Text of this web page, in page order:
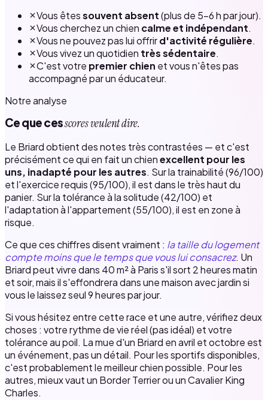
Vous êtessouvent absent(plus de 5–6 h par jour).
Vous cherchez un chien calme et indépendant.
Vous ne pouvez pas lui offrird'activité régulière.
Vous vivez un quotidien très sédentaire.
C'est votre premier chien et vous n'êtes pas
accompagné par un éducateur.
Notre analyse
Ce que cesscores veulent dire.
Le Briard obtient des notes très contrastées — et c'est
précisément ce qui en fait un chienexcellent pour les
uns, inadapté pour les autres. Sur la trainabilité (96/100)
et l'exercice requis (95/100), il est dans le très haut du
panier. Sur la tolérance à la solitude (42/100) et
l'adaptation à l'appartement (55/100), il est en zone à
risque.
Ce que ces chiffres disent vraiment : la taille du logement
compte moins que le temps que vous lui consacrez. Un
Briard peut vivre dans 40 m² à Paris s'il sort 2 heures matin
et soir, mais il s'effondrera dans une maison avec jardin si
vous le laissez seul 9 heures par jour.
Si vous hésitez entre cette race et une autre, vérifiez deux
choses : votre rythme de vie réel (pas idéal) et votre
tolérance au poil. La mue d'un Briard en avril et octobre est
un événement, pas un détail. Pour les sportifs disponibles,
c'est probablement le meilleur chien possible. Pour les
autres, mieux vaut un Border Terrier ou un Cavalier King
Charles.